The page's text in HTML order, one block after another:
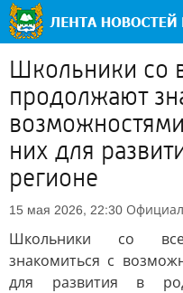
Школьники со
продолжают
них для
регионе
15 мая 2026, 22:30
Школьники со
знакомиться с
для развития в